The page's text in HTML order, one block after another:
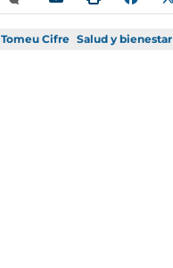
Tomeu Cifre Salud y bienestar